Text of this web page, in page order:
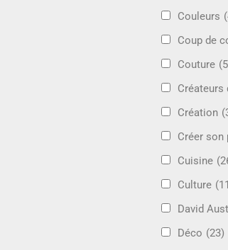
Couleurs
Coup de
Couture
Créateurs
Création
Créer son
Cuisine
Culture
David
Déco (23)